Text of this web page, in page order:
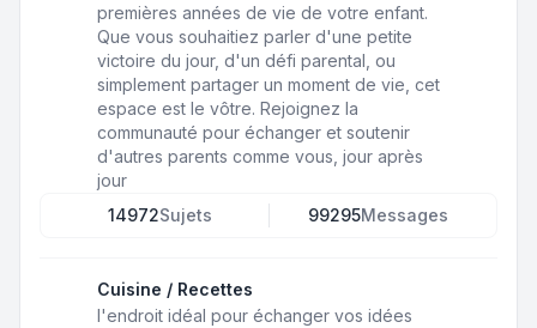
premières années de vie de votre enfant.
Que vous souhaitiez parler d'une petite
victoire du jour, d'un défi parental, ou
simplement partager un moment de vie, cet
espace est le vôtre. Rejoignez la
communauté pour échanger et soutenir
d'autres parents comme vous, jour après
jour
14972Sujets 99295Messages
Cuisine / Recettes
l'endroit idéal pour échanger vos idées